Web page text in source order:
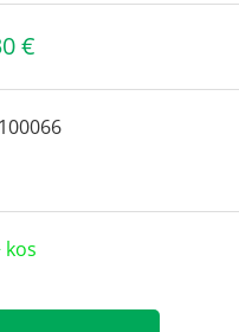
€
100066
kos